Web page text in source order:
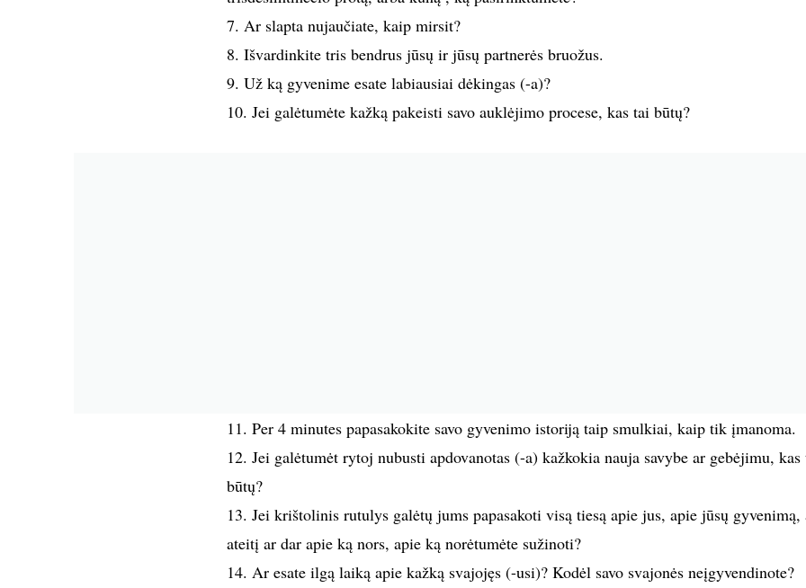
7. Ar slapta nujaučiate, kaip mirsit?
8. Išvardinkite tris bendrus jūsų ir jūsų partnerės bruožus.
9. Už ką gyvenime esate labiausiai dėkingas (-a)?
10. Jei galėtumėte kažką pakeisti savo auklėjimo procese, kas tai būtų?
11. Per 4 minutes papasakokite savo gyvenimo istoriją taip smulkiai, kaip tik įmanoma.
12. Jei galėtumėt rytoj nubusti apdovanotas (-a) kažkokia nauja savybe ar gebėjimu, kas
būtų?
13. Jei krištolinis rutulys galėtų jums papasakoti visą tiesą apie jus, apie jūsų gyvenimą,
ateitį ar dar apie ką nors, apie ką norėtumėte sužinoti?
14. Ar esate ilgą laiką apie kažką svajojęs (-usi)? Kodėl savo svajonės neįgyvendinote?